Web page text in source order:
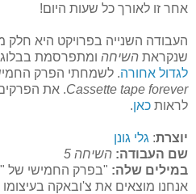
אחר זו לאורך כל שעות היום!
העבודה השנייה בפרויקט היא חלק
שנקראת השיחה ומתפרסמת בבלוג
לגדול אחורה. לשמחתי הפרק
Cassette tape forever. את
לראות כאן.
יוצרת: גלי גונן
שם העבודה: השיחה 5
במילים שלה: "בפרק החמישי של
אנחנו מוצאים את צ'ובאקה